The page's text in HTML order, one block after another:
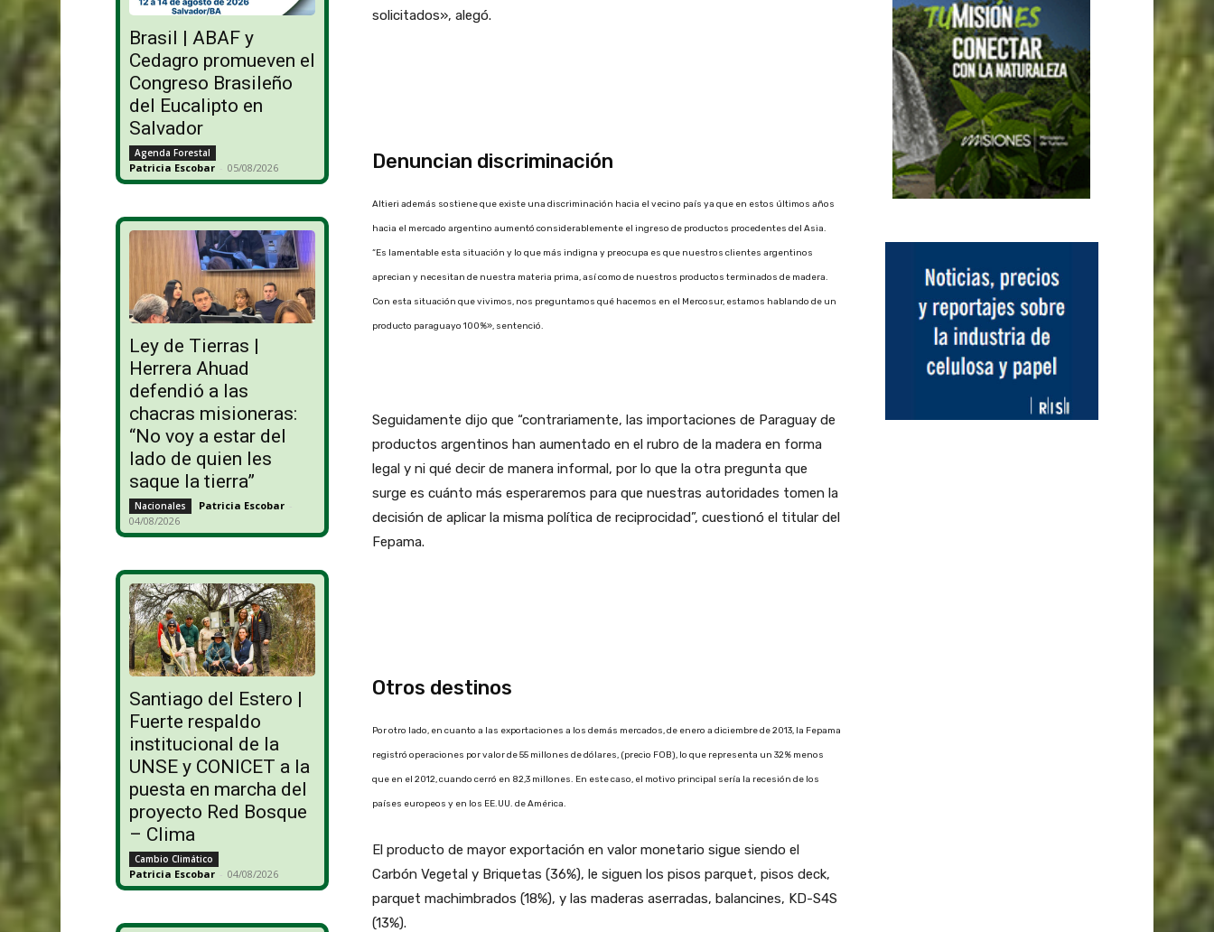
Brasil | ABAF y
Cedagro promueven el
Congreso Brasileño
del Eucalipto en
Salvador
Agenda Forestal
Patricia Escobar - 05/08/2026
Ley de Tierras |
Herrera Ahuad
defendió a las
chacras misioneras:
“No voy a estar del
lado de quien les
saque la tierra”
Nacionales Patricia Escobar -
04/08/2026
Santiago del Estero |
Fuerte respaldo
institucional de la
UNSE y CONICET a la
puesta en marcha del
proyecto Red Bosque
– Clima
Cambio Climático
Patricia Escobar - 04/08/2026
solicitados», alegó.
Denuncian discriminación
Altieri además sostiene que existe una discriminación hacia el vecino país ya que en estos últimos años
hacia el mercado argentino aumentó considerablemente el ingreso de productos procedentes del Asia.
“Es lamentable esta situación y lo que más indigna y preocupa es que nuestros clientes argentinos
aprecian y necesitan de nuestra materia prima, así como de nuestros productos terminados de madera.
Con esta situación que vivimos, nos preguntamos qué hacemos en el Mercosur, estamos hablando de un
producto paraguayo 100%», sentenció.
Seguidamente dijo que “contrariamente, las importaciones de Paraguay de
productos argentinos han aumentado en el rubro de la madera en forma
legal y ni qué decir de manera informal, por lo que la otra pregunta que
surge es cuánto más esperaremos para que nuestras autoridades tomen la
decisión de aplicar la misma política de reciprocidad”, cuestionó el titular del
Fepama.
Otros destinos
Por otro lado, en cuanto a las exportaciones a los demás mercados, de enero a diciembre de 2013, la Fepama
registró operaciones por valor de 55 millones de dólares, (precio FOB), lo que representa un 32% menos
que en el 2012, cuando cerró en 82,3 millones. En este caso, el motivo principal sería la recesión de los
países europeos y en los EE.UU. de América.
El producto de mayor exportación en valor monetario sigue siendo el
Carbón Vegetal y Briquetas (36%), le siguen los pisos parquet, pisos deck,
parquet machimbrados (18%), y las maderas aserradas, balancines, KD-S4S
(13%).